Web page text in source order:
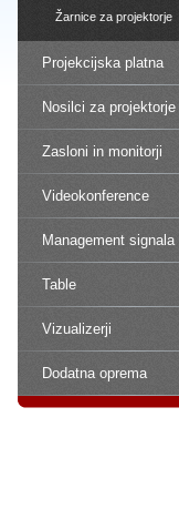
Žarnice za projektorje
Projekcijska platna
Nosilci za projektorje
Zasloni in monitorji
Videokonference
Management signala
Table
Vizualizerji
Dodatna oprema